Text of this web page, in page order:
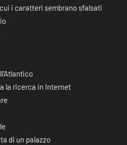
i caratteri sembrano sfalsati
la ricerca in Internet
di un palazzo